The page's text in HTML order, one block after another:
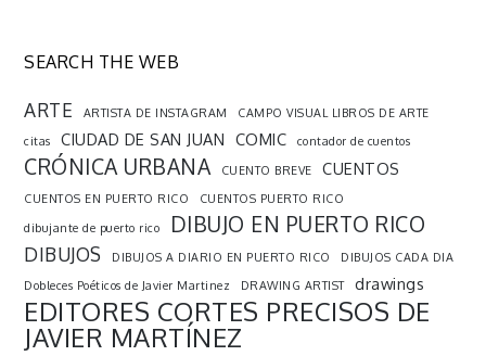
SEARCH THE WEB
ARTE ARTISTA DE INSTAGRAM
CAMPO VISUAL LIBROS DE ARTE
citas
CIUDAD DE SAN JUAN COMIC contador de cuentos
CRÓNICA URBANA CUENTO BREVE CUENTOS
CUENTOS EN PUERTO RICO
CUENTOS PUERTO RICO
dibujante de puerto rico
DIBUJO EN PUERTO RICO
DIBUJOS DIBUJOS A DIARIO EN PUERTO RICO
DIBUJOS CADA DIA
Dobleces Poéticos de Javier Martinez
DRAWING ARTIST drawings
EDITORES CORTES PRECISOS DE
JAVIER MARTÍNEZ